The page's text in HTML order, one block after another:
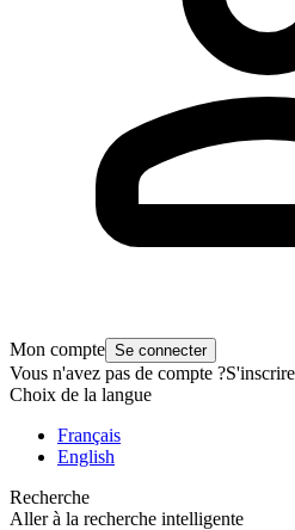
Mon compte Se connecter
Vous n'avez pas de compte ?S'inscrire
Choix de la langue
Français
English
Recherche
Aller à la recherche intelligente